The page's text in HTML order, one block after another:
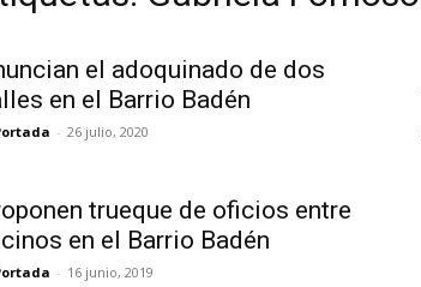
el adoquinado de dos
en el Barrio Badén
- 26 julio, 2020
trueque de oficios entre
en el Barrio Badén
- 16 junio, 2019